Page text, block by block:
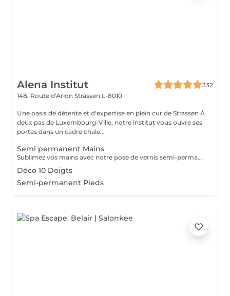
Alena Institut
332
148, Route d'Arlon Strassen L-8010
Une oasis de détente et d'expertise en plein cur de Strassen À
deux pas de Luxembourg-Ville, notre institut vous ouvre ses
portes dans un cadre chale...
Semi permanent Mains
Sublimez vos mains avec notre pose de vernis semi-permanent, pour un résultat parfait et durable jusqu'à 3 semaines. -Finition brillante et impeccable -Résistant aux chocs et aux éclats -Disponible dans une large palette de couleurs tendances Chaque séance comprend préparation de l'ongle, application soignée et finition professionnelle, pour des mains élégantes et parfaitement entretenues.
Déco 10 Doigts
Semi-permanent Pieds